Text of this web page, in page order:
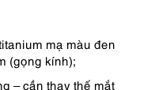
mạ màu đen
(gọng kính);
– cần thay thế mắt